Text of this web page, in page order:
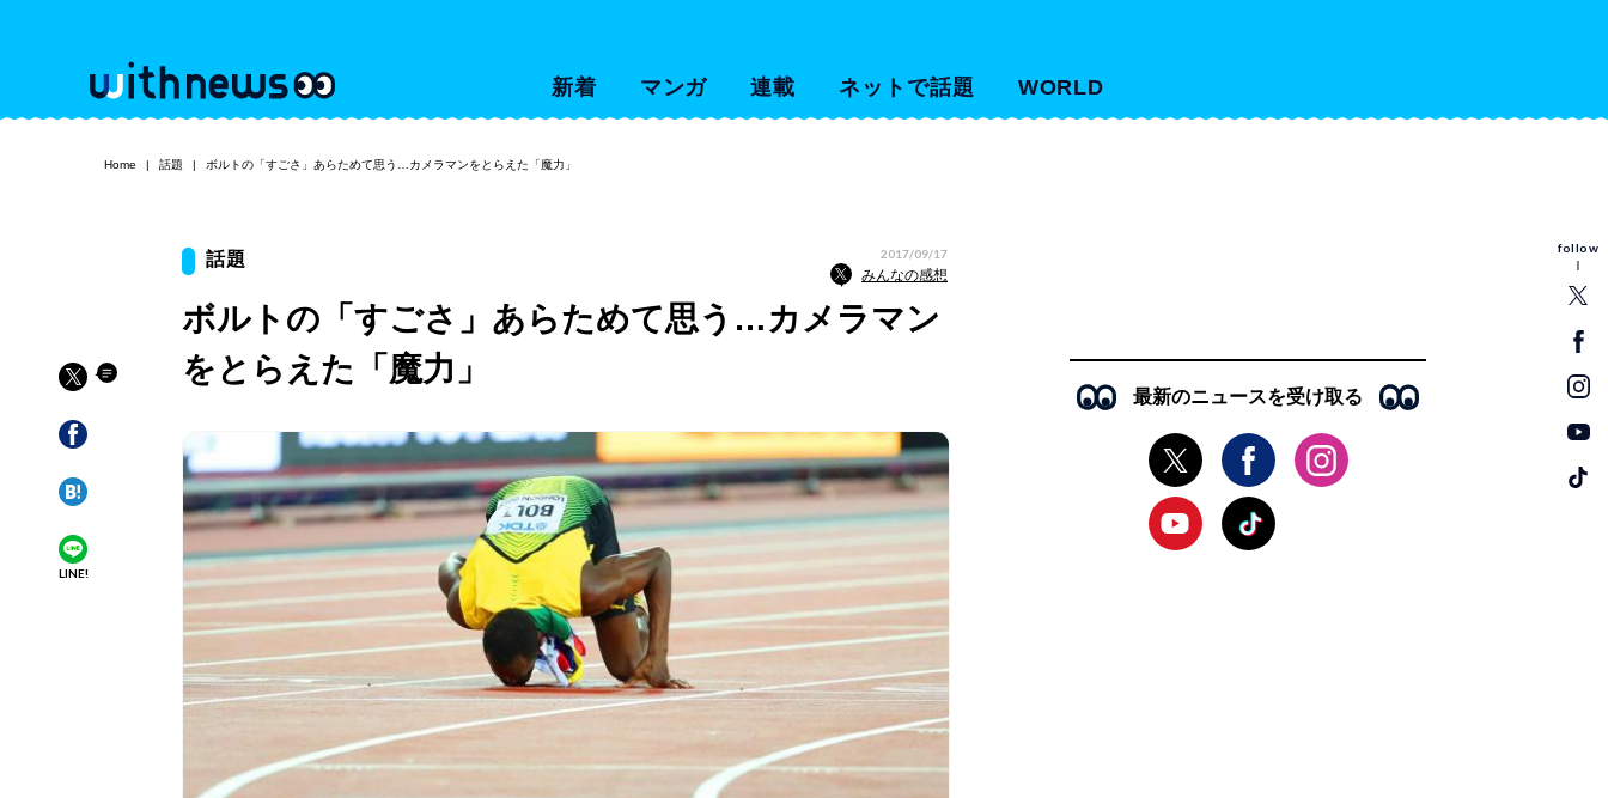
新着 マンガ 連載 ネットで話題 WORLD
follow
Home 話題 ボルトの「すごさ」あらためて思う…カメラマンをとらえた「魔力」
LINE!
話題 2017/09/17
みんなの感想
ボルトの「すごさ」あらためて思う…カメラマン
をとらえた「魔力」
最新のニュースを受け取る